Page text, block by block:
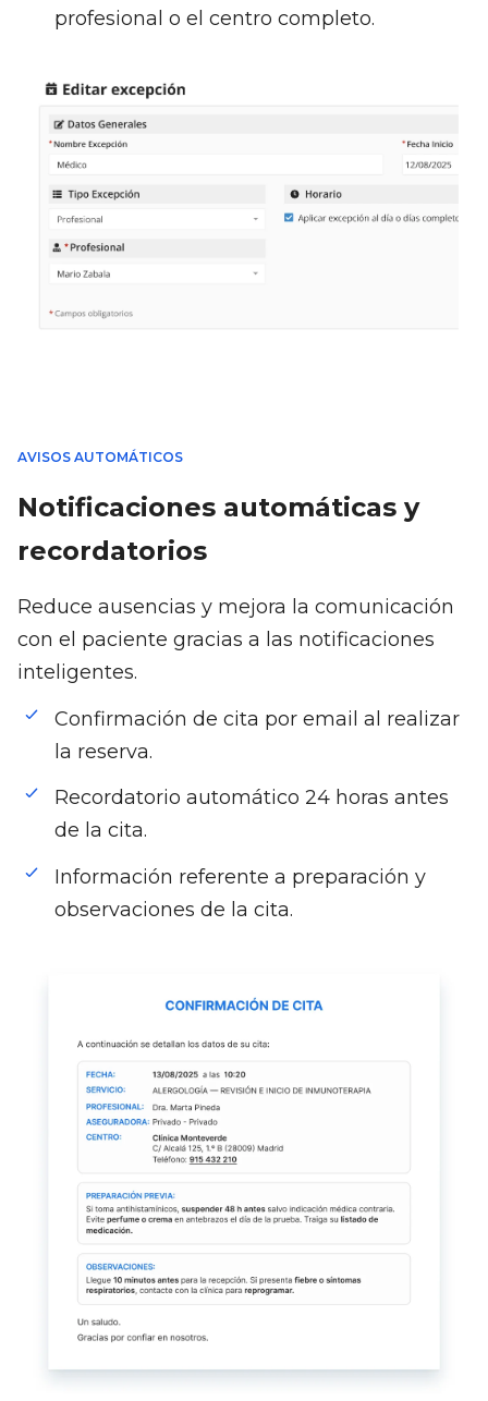
profesional o el centro completo.
AVISOS AUTOMÁTICOS
Notificaciones automáticas y
recordatorios
Reduce ausencias y mejora la comunicación
con el paciente gracias a las notificaciones
inteligentes.
Confirmación de cita por email al realizar
la reserva.
Recordatorio automático 24 horas antes
de la cita.
Información referente a preparación y
observaciones de la cita.